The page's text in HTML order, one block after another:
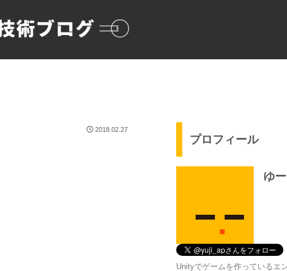
2018.02.27
プロフィール
ゆ
Unityでゲームを作っているエ